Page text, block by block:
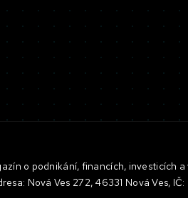
o podnikání, financích, investicích a
Nová Ves 272, 46331 Nová Ves,